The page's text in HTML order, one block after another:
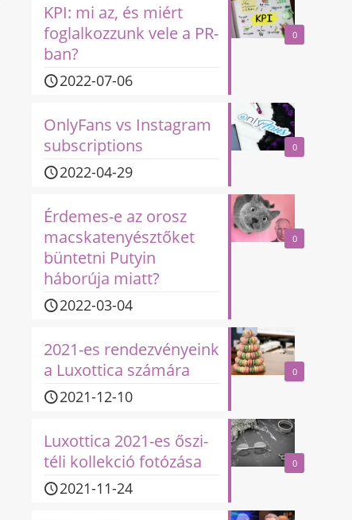
0
KPI: mi az, és miért
foglalkozzunk vele a PR-
ban?
2022-07-06
0
OnlyFans vs Instagram
subscriptions
2022-04-29
0
Érdemes-e az orosz
macskatenyésztőket
büntetni Putyin
háborúja miatt?
2022-03-04
0
2021-es rendezvényeink
a Luxottica számára
2021-12-10
0
Luxottica 2021-es őszi-
téli kollekció fotózása
2021-11-24